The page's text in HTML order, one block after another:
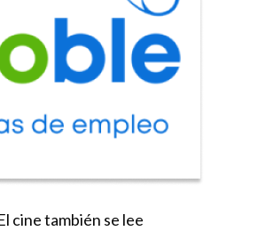
cine también se lee